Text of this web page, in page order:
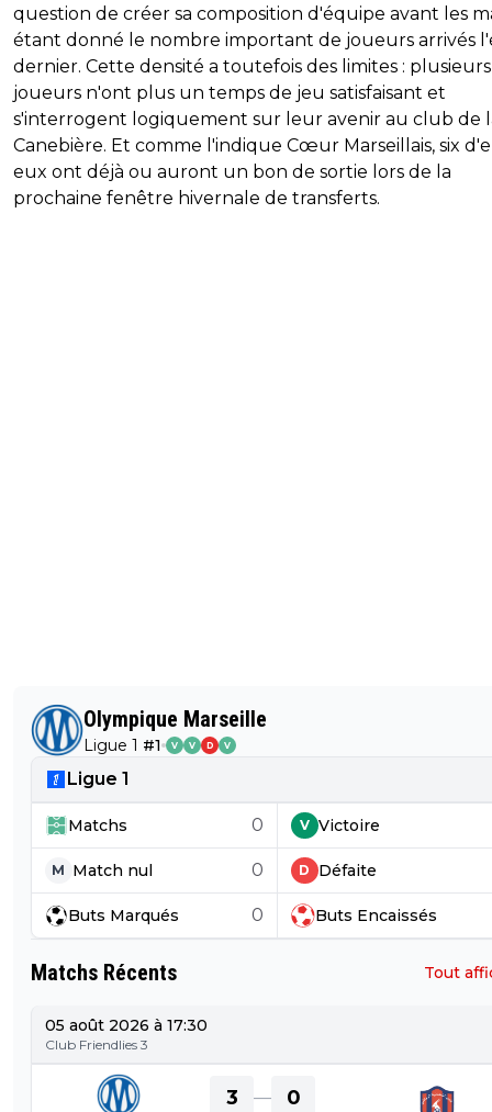
question de créer sa composition d'équipe avant les
étant donné le nombre important de joueurs arrivés
dernier. Cette densité a toutefois des limites : plusieurs
joueurs n'ont plus un temps de jeu satisfaisant et
s'interrogent logiquement sur leur avenir au club de
Canebière. Et comme l'indique Cœur Marseillais, six
eux ont déjà ou auront un bon de sortie lors de la
prochaine fenêtre hivernale de transferts.
Olympique Marseille
Ligue 1 #1 V V D V
Ligue 1
Matchs 0 V Victoire
M Match nul 0 D Défaite
Buts Marqués 0 Buts Encaissés
Matchs Récents Tout
05 août 2026 à 17:30
Club Friendlies 3
3 — 0